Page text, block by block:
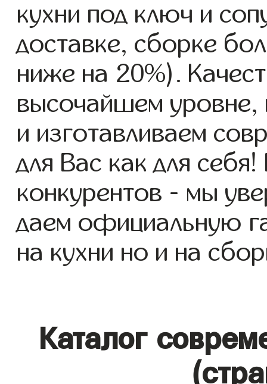
кухни под ключ и
доставке, сборке
ниже на 20%).
высочайшем
и изготавливаем
для Вас как для
конкурентов - мы
даем официальную
на кухни но и на
Каталог